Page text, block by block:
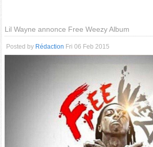
Lil Wayne annonce Free Weezy Album
Posted by Rédaction Fri 06 Feb 2015